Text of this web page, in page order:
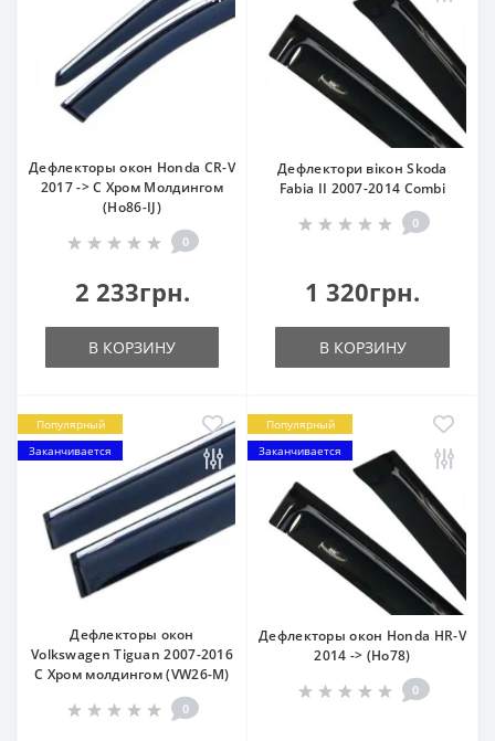
Дефлекторы окон Honda CR-V
2017 -> С Хром Молдингом
(Ho86-IJ)
0
2 233грн.
В КОРЗИНУ
Дефлектори вікон Skoda
Fabia II 2007-2014 Combi
0
1 320грн.
В КОРЗИНУ
Популярный
Заканчивается
Дефлекторы окон
Volkswagen Tiguan 2007-2016
С Хром молдингом (VW26-M)
0
Популярный
Заканчивается
Дефлекторы окон Honda HR-V
2014 -> (Ho78)
0